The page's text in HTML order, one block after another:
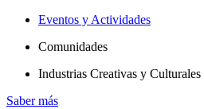
Eventos y Actividades
Comunidades
Industrias Creativas y Culturales
Saber más